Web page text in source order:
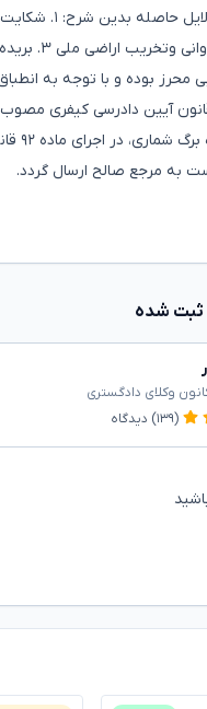
شکایت وگزارش اداره منابع طبیعی ۲. فرم
موجود درپرنده ۴. اسناد و مدارک مالکیت ارائه شده از سوی
و با توجه به انطباق موضوع مانحن فیه با
امروز به نظر دادستان محترم برسد، در صورت موافقت و
به مرجع صالح ارسال گردد.
وکلای دادگستری
(۱۳۹) دیدگاه